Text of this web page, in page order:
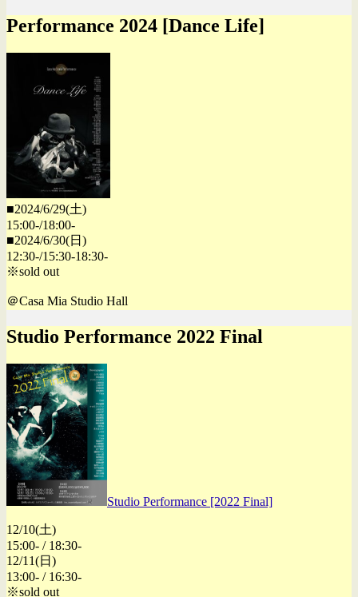
Performance 2024 [Dance Life]
■2024/6/29(土)
15:00-/18:00-
■2024/6/30(日)
12:30-/15:30-18:30-
※sold out
＠Casa Mia Studio Hall
Studio Performance 2022 Final
Studio Performance [2022 Final]
12/10(土)
15:00- / 18:30-
12/11(日)
13:00- / 16:30-
※sold out